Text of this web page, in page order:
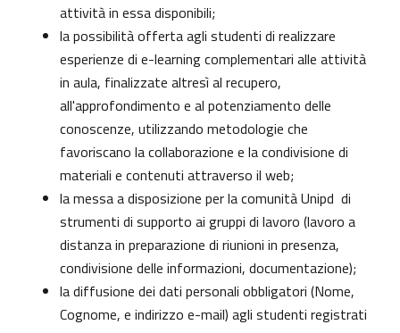
attività in essa disponibili;
la possibilità offerta agli studenti di realizzare
esperienze di e-learning complementari alle attività
in aula, finalizzate altresì al recupero,
all'approfondimento e al potenziamento delle
conoscenze, utilizzando metodologie che
favoriscano la collaborazione e la condivisione di
materiali e contenuti attraverso il web;
la messa a disposizione per la comunità Unipd di
strumenti di supporto ai gruppi di lavoro (lavoro a
distanza in preparazione di riunioni in presenza,
condivisione delle informazioni, documentazione);
la diffusione dei dati personali obbligatori (Nome,
Cognome, e indirizzo e-mail) agli studenti registrati